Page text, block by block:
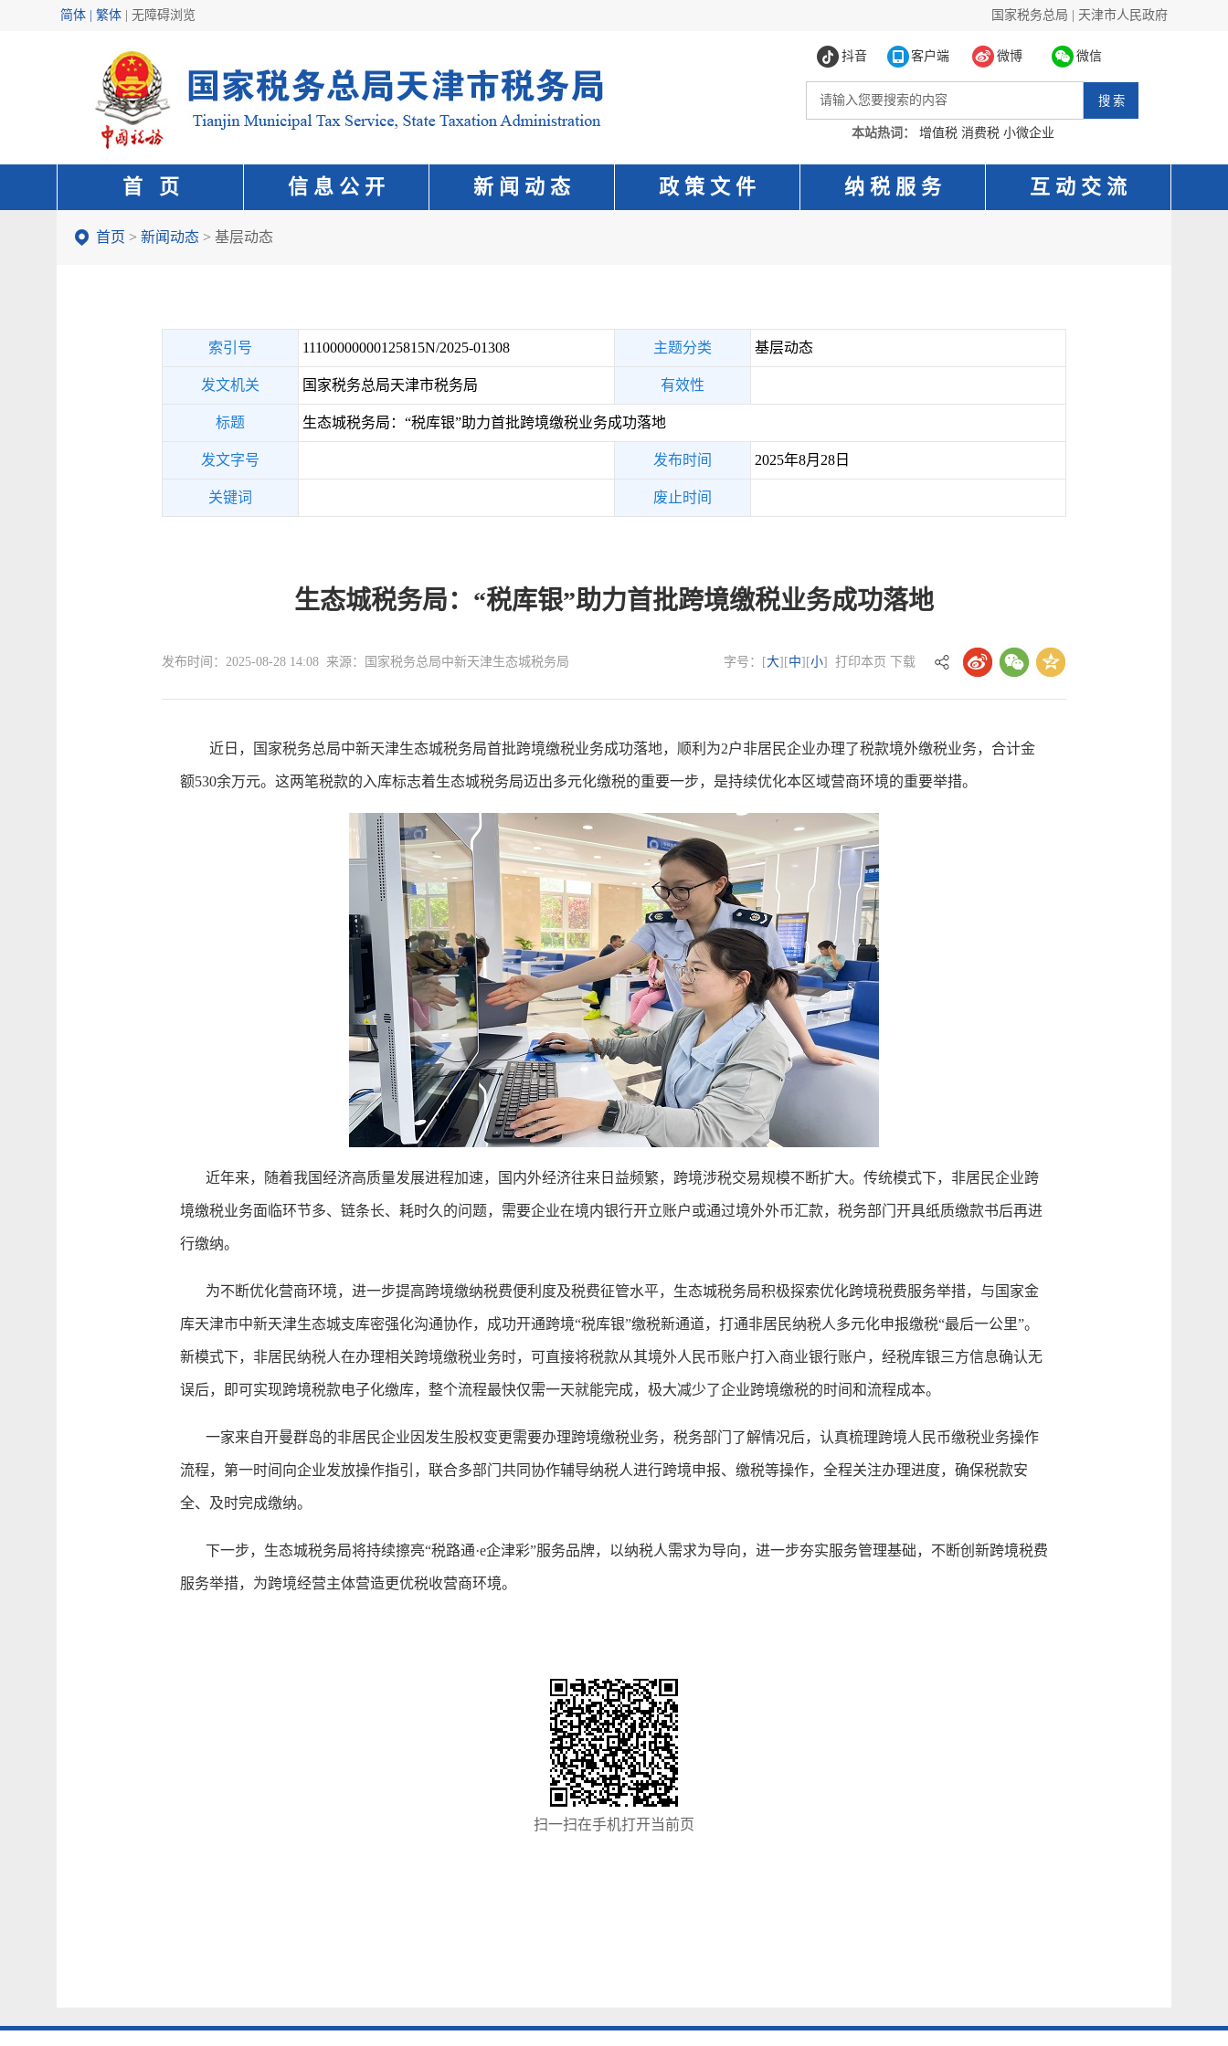
简体 | 繁体 无障碍浏览 国家税务总局 天津市人民政府
抖音 客户端 微博 微信
本站热词： 增值税 消费税 小微企业
首 页 信 息 公 开 新 闻 动 态 政 策 文 件 纳 税 服 务 互 动 交 流
首页 > 新闻动态 > 基层动态
索引号 11100000000125815N/2025-01308 主题分类 基层动态
发文机关 国家税务总局天津市税务局 有效性
标题 生态城税务局：“税库银”助力首批跨境缴税业务成功落地
发文字号 发布时间 2025年8月28日
关键词 废止时间
生态城税务局：“税库银”助力首批跨境缴税业务成功落地
发布时间：2025-08-28 14:08 来源：国家税务总局中新天津生态城税务局 字号：[大][中][小] 打印本页 下载
近日，国家税务总局中新天津生态城税务局首批跨境缴税业务成功落地，顺利为2户非居民企业办理了税款境外缴税业务，合计金
额530余万元。这两笔税款的入库标志着生态城税务局迈出多元化缴税的重要一步，是持续优化本区域营商环境的重要举措。
近年来，随着我国经济高质量发展进程加速，国内外经济往来日益频繁，跨境涉税交易规模不断扩大。传统模式下，非居民企业跨
境缴税业务面临环节多、链条长、耗时久的问题，需要企业在境内银行开立账户或通过境外外币汇款，税务部门开具纸质缴款书后再进
行缴纳。
为不断优化营商环境，进一步提高跨境缴纳税费便利度及税费征管水平，生态城税务局积极探索优化跨境税费服务举措，与国家金
库天津市中新天津生态城支库密强化沟通协作，成功开通跨境“税库银”缴税新通道，打通非居民纳税人多元化申报缴税“最后一公里”。
新模式下，非居民纳税人在办理相关跨境缴税业务时，可直接将税款从其境外人民币账户打入商业银行账户，经税库银三方信息确认无
误后，即可实现跨境税款电子化缴库，整个流程最快仅需一天就能完成，极大减少了企业跨境缴税的时间和流程成本。
一家来自开曼群岛的非居民企业因发生股权变更需要办理跨境缴税业务，税务部门了解情况后，认真梳理跨境人民币缴税业务操作
流程，第一时间向企业发放操作指引，联合多部门共同协作辅导纳税人进行跨境申报、缴税等操作，全程关注办理进度，确保税款安
全、及时完成缴纳。
下一步，生态城税务局将持续擦亮“税路通·e企津彩”服务品牌，以纳税人需求为导向，进一步夯实服务管理基础，不断创新跨境税费
服务举措，为跨境经营主体营造更优税收营商环境。
扫一扫在手机打开当前页